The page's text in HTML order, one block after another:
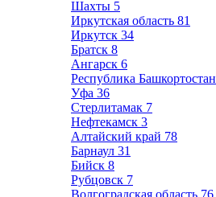
Шахты 5
Иркутская область 81
Иркутск 34
Братск 8
Ангарск 6
Республика Башкортостан
Уфа 36
Стерлитамак 7
Нефтекамск 3
Алтайский край 78
Барнаул 31
Бийск 8
Рубцовск 7
Волгоградская область 76